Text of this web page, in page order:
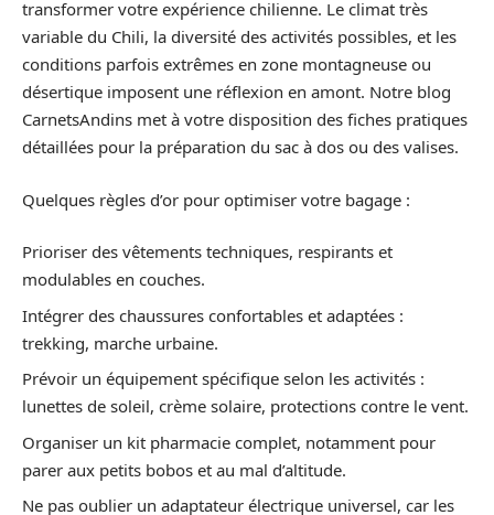
transformer votre expérience chilienne. Le climat très
variable du Chili, la diversité des activités possibles, et les
conditions parfois extrêmes en zone montagneuse ou
désertique imposent une réflexion en amont. Notre blog
CarnetsAndins met à votre disposition des fiches pratiques
détaillées pour la préparation du sac à dos ou des valises.
Quelques règles d’or pour optimiser votre bagage :
Prioriser des vêtements techniques, respirants et
modulables en couches.
Intégrer des chaussures confortables et adaptées :
trekking, marche urbaine.
Prévoir un équipement spécifique selon les activités :
lunettes de soleil, crème solaire, protections contre le vent.
Organiser un kit pharmacie complet, notamment pour
parer aux petits bobos et au mal d’altitude.
Ne pas oublier un adaptateur électrique universel, car les